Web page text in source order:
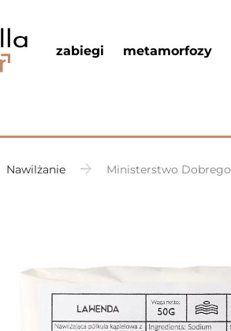
zabiegi metamorfozy
Nawilżanie Ministerstwo Dobrego